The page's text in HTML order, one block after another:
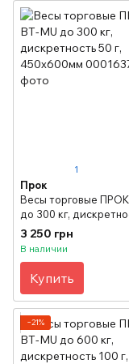
1
Прок
Весы торговые ПРОК
до 300 кг,
450х600мм
3 250 грн
В наличии
Купить
−21%